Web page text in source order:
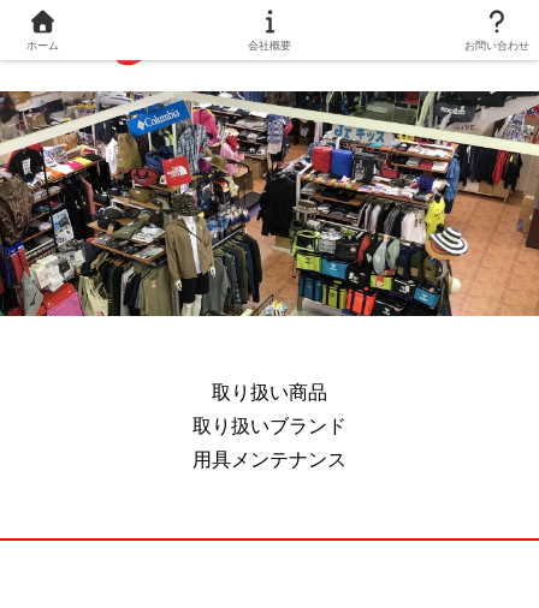
取り扱い商品
取り扱いブランド
用具メンテナンス
ホーム 会社概要 お問い合わせ